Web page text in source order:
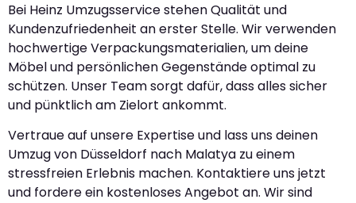
Bei Heinz Umzugsservice stehen Qualität und
Kundenzufriedenheit an erster Stelle. Wir verwenden
hochwertige Verpackungsmaterialien, um deine
Möbel und persönlichen Gegenstände optimal zu
schützen. Unser Team sorgt dafür, dass alles sicher
und pünktlich am Zielort ankommt.
Vertraue auf unsere Expertise und lass uns deinen
Umzug von Düsseldorf nach Malatya zu einem
stressfreien Erlebnis machen. Kontaktiere uns jetzt
und fordere ein kostenloses Angebot an. Wir sind